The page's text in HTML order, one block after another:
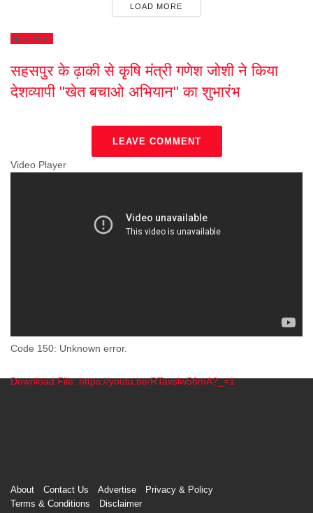
LOAD MORE
Next Post
सहसपुर के ढ़ाकी से कृषि मंत्री गणेश जोशी ने किया
देशव्यापी "खेत बचाओ अभियान" का शुभारंभ
LEAVE COMMENT
Video Player
Code 150: Unknown error.
Download File: https://youtu.be/RTavslw56mA?_=1
About Contact Us Advertise
Privacy & Policy
Terms & Conditions
Disclaimer